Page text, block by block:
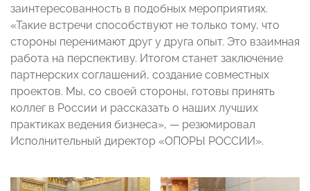
заинтересованность в подобных мероприятиях.
«Такие встречи способствуют не только тому, что
стороны перенимают друг у друга опыт. Это взаимная
работа на перспективу. Итогом станет заключение
партнерских соглашений, создание совместных
проектов. Мы, со своей стороны, готовы принять
коллег в России и рассказать о наших лучших
практиках ведения бизнеса», — резюмировал
Исполнительный директор «ОПОРЫ РОССИИ».